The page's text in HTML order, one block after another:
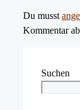
Du musst
Kommentar
Suchen